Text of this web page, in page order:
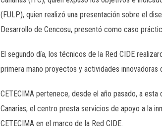
(FULP), quien realizó una presentación sobre el
Desarrollo de Cencosu, presentó como caso
El segundo día, los técnicos de la Red CIDE
primera mano proyectos y actividades innovadoras
CETECIMA pertenece, desde el año pasado, a
Canarias, el centro presta servicios de apoyo a la
CETECIMA en el marco de la Red CIDE.